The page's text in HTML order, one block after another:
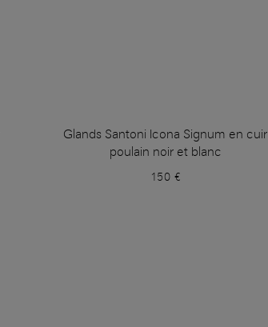
Glands Santoni Icona Signum en cuir
poulain noir et blanc
150 €